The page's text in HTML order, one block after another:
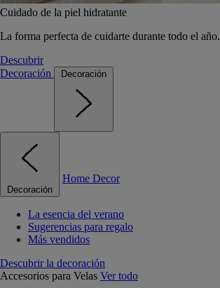
Cuidado de la piel hidratante
La forma perfecta de cuidarte durante todo el año.
Descubrir
Decoración
Decoración
Decoración
Home Decor
La esencia del verano
Sugerencias para regalo
Más vendidos
Descubrir la decoración
Accesorios para Velas Ver todo